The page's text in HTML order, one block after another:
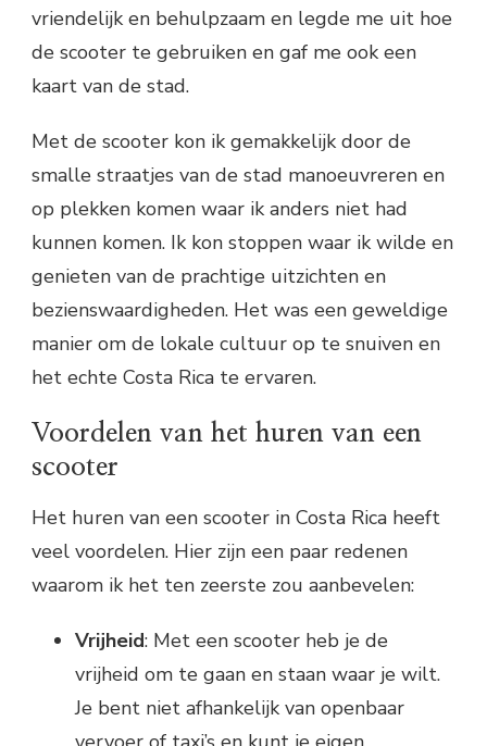
vriendelijk en behulpzaam en legde me uit hoe
de scooter te gebruiken en gaf me ook een
kaart van de stad.
Met de scooter kon ik gemakkelijk door de
smalle straatjes van de stad manoeuvreren en
op plekken komen waar ik anders niet had
kunnen komen. Ik kon stoppen waar ik wilde en
genieten van de prachtige uitzichten en
bezienswaardigheden. Het was een geweldige
manier om de lokale cultuur op te snuiven en
het echte Costa Rica te ervaren.
Voordelen van het huren van een
scooter
Het huren van een scooter in Costa Rica heeft
veel voordelen. Hier zijn een paar redenen
waarom ik het ten zeerste zou aanbevelen:
Vrijheid: Met een scooter heb je de
vrijheid om te gaan en staan waar je wilt.
Je bent niet afhankelijk van openbaar